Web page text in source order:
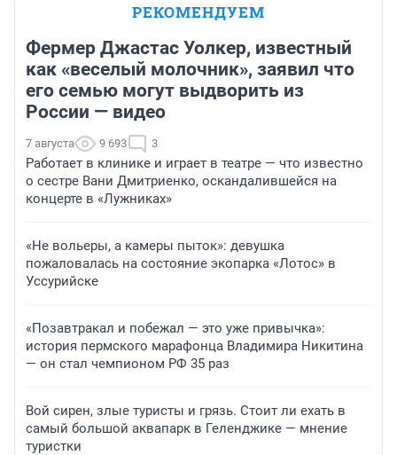
РЕКОМЕНДУЕМ
Фермер Джастас Уолкер, известный
как «веселый молочник», заявил что
его семью могут выдворить из
России — видео
7 августа 9 693 3
Работает в клинике и играет в театре — что известно
о сестре Вани Дмитриенко, оскандалившейся на
концерте в «Лужниках»
«Не вольеры, а камеры пыток»: девушка
пожаловалась на состояние экопарка «Лотос» в
Уссурийске
«Позавтракал и побежал — это уже привычка»:
история пермского марафонца Владимира Никитина
— он стал чемпионом РФ 35 раз
Вой сирен, злые туристы и грязь. Стоит ли ехать в
самый большой аквапарк в Геленджике — мнение
туристки